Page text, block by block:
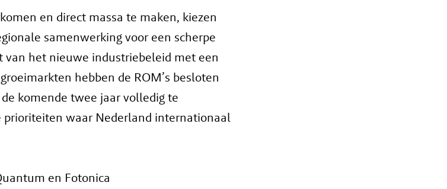
en direct massa te maken, kiezen
samenwerking voor een scherpe
van het nieuwe industriebeleid met een
hebben de ROM’s besloten
komende twee jaar volledig te
waar Nederland internationaal
en Fotonica